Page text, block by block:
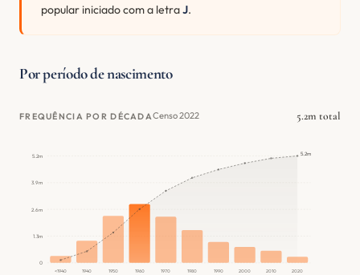
popular iniciado com a letraJ.
Por período de nascimento
FREQUÊNCIA POR DÉCADACenso 2022 5.2m total
0
1.3m
2.6m
3.9m
5.2m
<1940 1940 1950 1960 1970 1980 1990 2000 2010 2020
5.2m